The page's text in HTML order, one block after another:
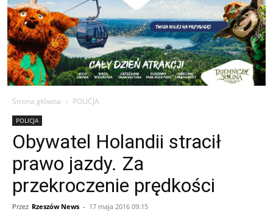
Strona główna POLICJA
POLICJA
Obywatel Holandii stracił
prawo jazdy. Za
przekroczenie prędkości
Przez Rzeszów News - 17 maja 2016 09:15